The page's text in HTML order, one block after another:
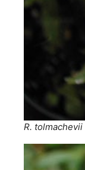
R. tolmachevii